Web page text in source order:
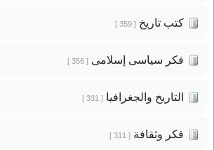
كتب تاريخ[ 359 ]
فكر سياسى إسلامى[ 356 ]
التاريخ والجغرافيا[ 331 ]
فكر وثقافة[ 311 ]